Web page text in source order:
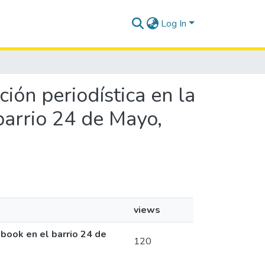
Log In
periodística en la
24 de Mayo,
views
en el barrio 24 de
120